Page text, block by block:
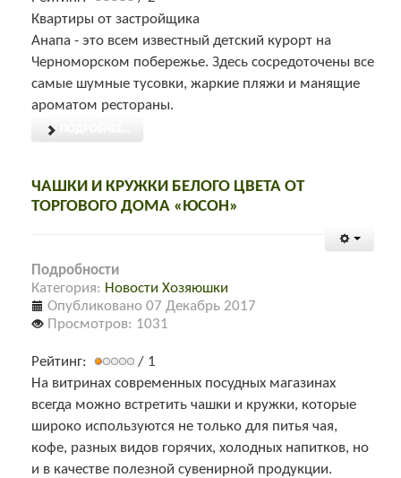
Квартиры от застройщика
Анапа - это всем известный детский курорт на
Черноморском побережье. Здесь сосредоточены все
самые шумные тусовки, жаркие пляжи и манящие
ароматом рестораны.
ЧАШКИ И КРУЖКИ БЕЛОГО ЦВЕТА ОТ
ТОРГОВОГО ДОМА «ЮСОН»
Подробности
Категория: Новости Хозяюшки
Опубликовано 07 Декабрь 2017
Просмотров: 1031
Рейтинг:
/ 1
На витринах современных посудных магазинах
всегда можно встретить чашки и кружки, которые
широко используются не только для питья чая,
кофе, разных видов горячих, холодных напитков, но
и в качестве полезной сувенирной продукции.